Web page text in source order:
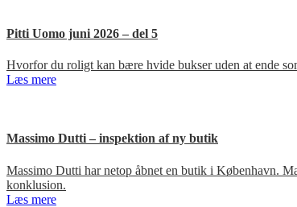
Pitti Uomo juni 2026 – del 5
Hvorfor du roligt kan bære hvide bukser uden at ende
Læs mere
Massimo Dutti – inspektion af ny butik
Massimo Dutti har netop åbnet en butik i København.
konklusion.
Læs mere